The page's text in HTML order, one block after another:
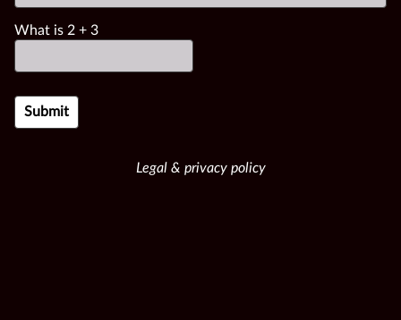
What is 2 + 3
Legal & privacy policy